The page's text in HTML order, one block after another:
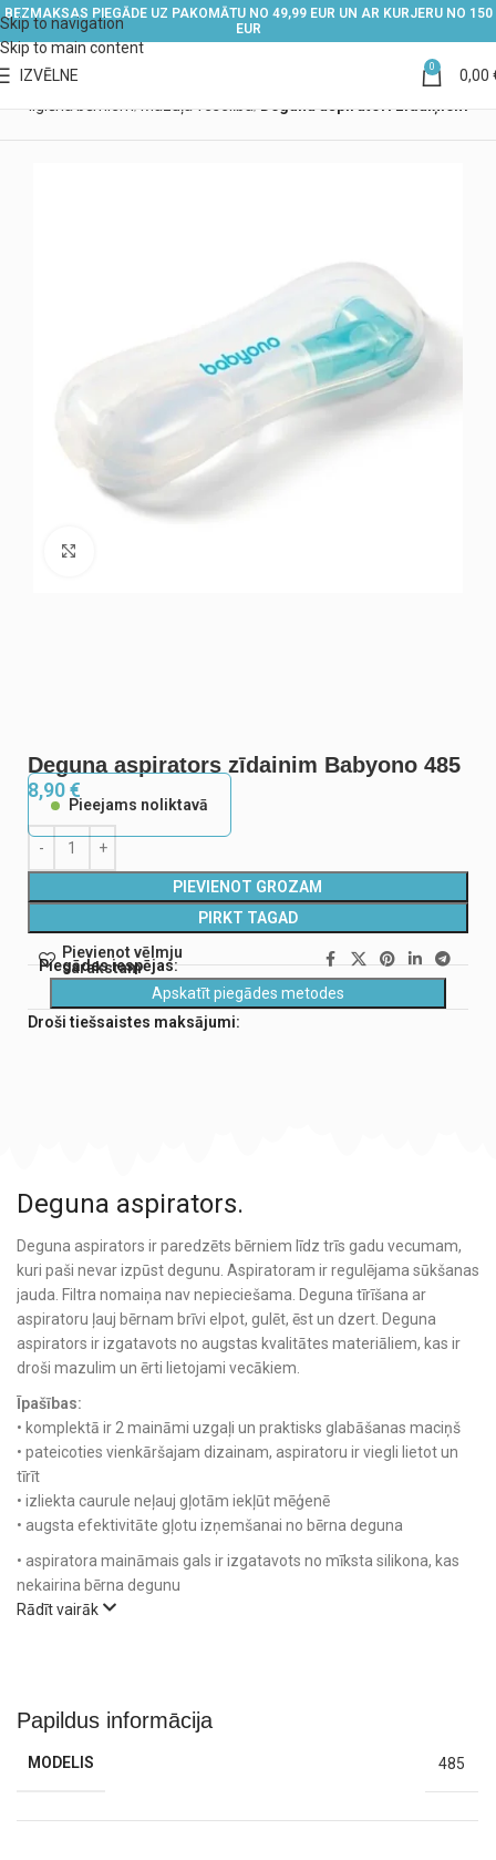
Skip to navigation
Skip to main content
BEZMAKSAS PIEGĀDE UZ PAKOMĀTU NO 49,99 EUR UN AR KURJERU NO 150
EUR
IZVĒLNE 0 0,00
Deguna aspirators zīdainim Babyono 485
8,90€
Pieejams noliktavā
PIEVIENOT GROZAM
PIRKT TAGAD
Pievienot vēlmju
sarakstam
Piegādes iespējas:
Apskatīt piegādes metodes
Droši tiešsaistes maksājumi:
Deguna aspirators.
Deguna aspirators ir paredzēts bērniem līdz trīs gadu vecumam,
kuri paši nevar izpūst degunu. Aspiratoram ir regulējama sūkšanas
jauda. Filtra nomaiņa nav nepieciešama. Deguna tīrīšana ar
aspiratoru ļauj bērnam brīvi elpot, gulēt, ēst un dzert. Deguna
aspirators ir izgatavots no augstas kvalitātes materiāliem, kas ir
droši mazulim un ērti lietojami vecākiem.
Īpašības:
• komplektā ir 2 maināmi uzgaļi un praktisks glabāšanas maciņš
• pateicoties vienkāršajam dizainam, aspiratoru ir viegli lietot un
tīrīt
• izliekta caurule neļauj gļotām iekļūt mēģenē
• augsta efektivitāte gļotu izņemšanai no bērna deguna
• aspiratora maināmais gals ir izgatavots no mīksta silikona, kas
nekairina bērna degunu
Rādīt vairāk
Papildus informācija
MODELIS 485